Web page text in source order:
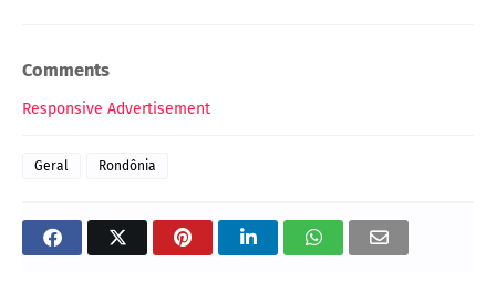
Comments
Responsive Advertisement
Geral Rondônia